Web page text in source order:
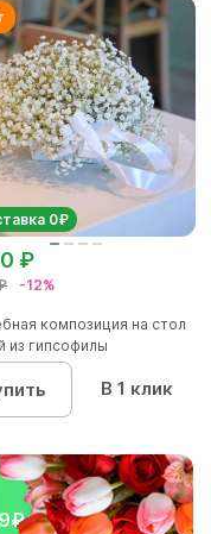
0₽
-12%
₽
композиция на стол
из гипсофилы
В 1 клик